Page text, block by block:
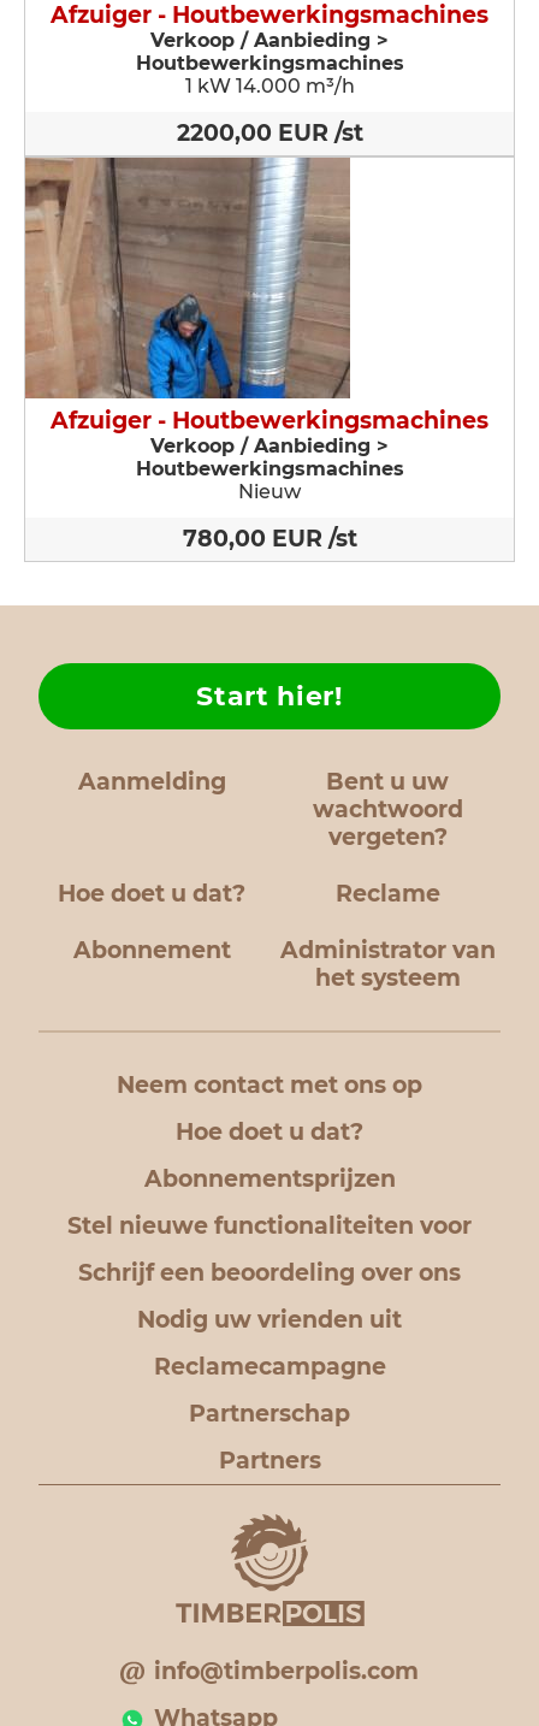
Afzuiger - Houtbewerkingsmachines
Verkoop / Aanbieding >
Houtbewerkingsmachines
1 kW 14.000 m³/h
2200,00 EUR /st
Afzuiger - Houtbewerkingsmachines
Verkoop / Aanbieding >
Houtbewerkingsmachines
Nieuw
780,00 EUR /st
Aanmelding
Bent u uw
wachtwoord
vergeten?
Hoe doet u dat?
Start hier!
Reclame
Abonnement
Administrator van
het systeem
Neem contact met ons op
Hoe doet u dat?
Abonnementsprijzen
Stel nieuwe functionaliteiten voor
Schrijf een beoordeling over ons
Nodig uw vrienden uit
Reclamecampagne
Partnerschap
Partners
info@timberpolis.com
Whatsapp